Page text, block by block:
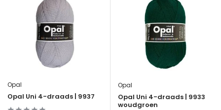
Opal
Opal Uni 4-draads | 9937
Opal
Opal Uni 4-draads | 9933
woudgroen